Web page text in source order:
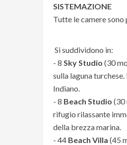
SISTEMAZIONE
Tutte le camere
Si suddividono in:
- 8 Sky Studio (30
sulla laguna
Indiano.
- 8 Beach Studio (30
rifugio rilassante
della brezza marina.
- 44 Beach Villa (45